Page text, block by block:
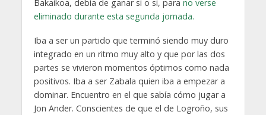
Bakaikoa, debía de ganar si o si, para no verse
eliminado durante esta segunda jornada.
Iba a ser un partido que terminó siendo muy duro
integrado en un ritmo muy alto y que por las dos
partes se vivieron momentos óptimos como nada
positivos. Iba a ser Zabala quien iba a empezar a
dominar. Encuentro en el que sabía cómo jugar a
Jon Ander. Conscientes de que el de Logroño, sus